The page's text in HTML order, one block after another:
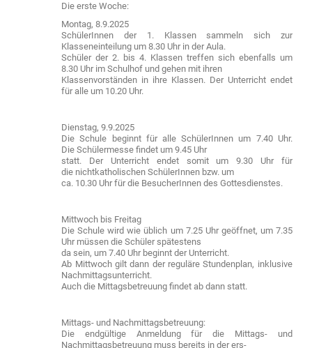
Die erste Woche:
Montag, 8.9.2025
SchülerInnen der 1. Klassen sammeln sich zur
Klasseneinteilung um 8.30 Uhr in der Aula.
Schüler der 2. bis 4. Klassen treffen sich ebenfalls um
8.30 Uhr im Schulhof und gehen mit ihren
Klassenvorständen in ihre Klassen. Der Unterricht endet
für alle um 10.20 Uhr.
Dienstag, 9.9.2025
Die Schule beginnt für alle SchülerInnen um 7.40 Uhr.
Die Schülermesse findet um 9.45 Uhr
statt. Der Unterricht endet somit um 9.30 Uhr für
die nichtkatholischen SchülerInnen bzw. um
ca. 10.30 Uhr für die BesucherInnen des Gottesdienstes.
Mittwoch bis Freitag
Die Schule wird wie üblich um 7.25 Uhr geöffnet, um 7.35
Uhr müssen die Schüler spätestens
da sein, um 7.40 Uhr beginnt der Unterricht.
Ab Mittwoch gilt dann der reguläre Stundenplan, inklusive
Nachmittagsunterricht.
Auch die Mittagsbetreuung findet ab dann statt.
Mittags- und Nachmittagsbetreuung:
Die endgültige Anmeldung für die Mittags- und
Nachmittagsbetreuung muss bereits in der ers-